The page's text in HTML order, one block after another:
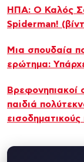
ΗΠΑ: Ο Καλός
Spiderman!
Μια σπουδαία
ερώτημα:
Βρεφονηπιακοί
παιδιά
εισοδηματικούς